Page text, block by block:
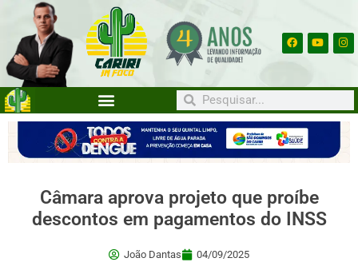
Câmara aprova projeto que proíbe
descontos em pagamentos do INSS
João Dantas 04/09/2025